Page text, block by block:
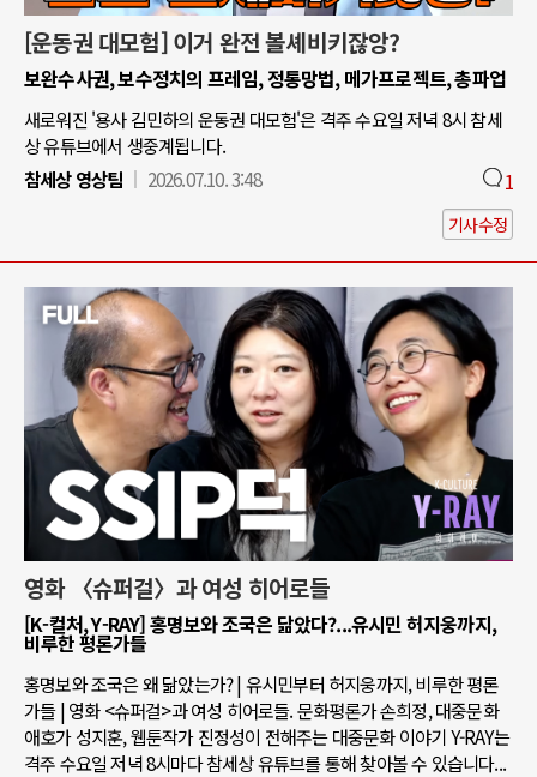
[운동권 대모험] 이거 완전 볼셰비키잖앙?
보완수사권, 보수정치의 프레임, 정통망법, 메가프로젝트, 총파업
새로워진 '용사 김민하의 운동권 대모험'은 격주 수요일 저녁 8시 참세
상 유튜브에서 생중계됩니다.
참세상 영상팀
2026.07.10. 3:48 1
기사수정
영화 〈슈퍼걸〉과 여성 히어로들
[K-컬처, Y-RAY] 홍명보와 조국은 닮았다?...유시민 허지웅까지,
비루한 평론가들
홍명보와 조국은 왜 닮았는가? | 유시민부터 허지웅까지, 비루한 평론
가들 | 영화 <슈퍼걸>과 여성 히어로들. 문화평론가 손희정, 대중문화
애호가 성지훈, 웹툰작가 진정성이 전해주는 대중문화 이야기 Y-RAY는
격주 수요일 저녁 8시마다 참세상 유튜브를 통해 찾아볼 수 있습니다...